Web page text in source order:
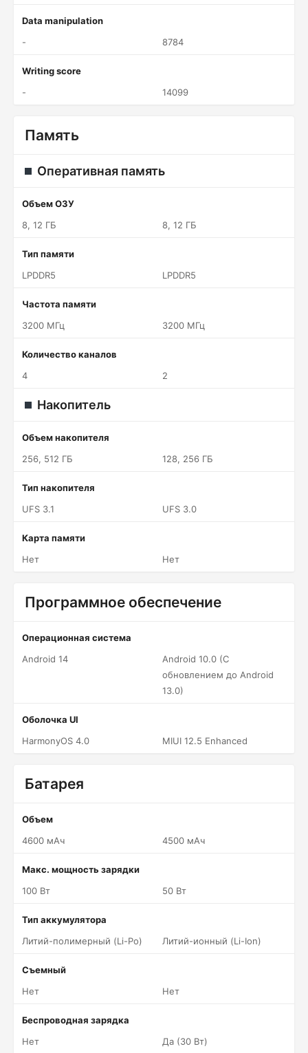
Data manipulation
-
8784
Writing score
-
14099
Память
Оперативная память
Объем ОЗУ
8, 12 ГБ
8, 12 ГБ
Тип памяти
LPDDR5
LPDDR5
Частота памяти
3200 МГц
3200 МГц
Количество каналов
4
2
Накопитель
Объем накопителя
256, 512 ГБ
128, 256 ГБ
Тип накопителя
UFS 3.1
UFS 3.0
Карта памяти
Нет
Нет
Программное обеспечение
Операционная система
Android 14
Android 10.0 (С
обновлением до Android
13.0)
Оболочка UI
HarmonyOS 4.0
MIUI 12.5 Enhanced
Батарея
Объем
4600 мАч
4500 мАч
Макс. мощность зарядки
100 Вт
50 Вт
Тип аккумулятора
Литий-полимерный (Li-Po)
Литий-ионный (Li-Ion)
Съемный
Нет
Нет
Беспроводная зарядка
Нет
Да (30 Вт)